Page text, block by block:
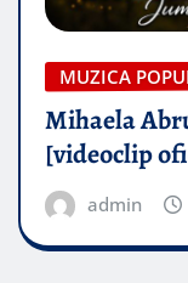
MUZICA
Mihaela
[videoclip
admin